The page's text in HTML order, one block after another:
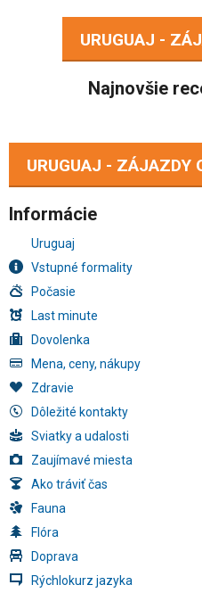
URUGUAJ -
Najnovšie
URUGUAJ - ZÁJAZDY
Informácie
Uruguaj
Vstupné formality
Počasie
Last minute
Dovolenka
Mena, ceny, nákupy
Zdravie
Dôležité kontakty
Sviatky a udalosti
Zaujímavé miesta
Ako tráviť čas
Fauna
Flóra
Doprava
Rýchlokurz jazyka